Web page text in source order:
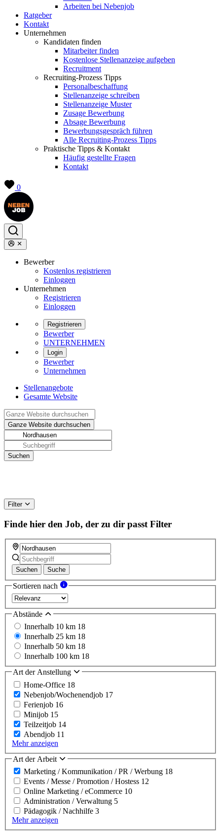
Arbeiten bei Nebenjob
Ratgeber
Kontakt
Unternehmen
Kandidaten finden
Mitarbeiter finden
Kostenlose Stellenanzeige aufgeben
Recruitment
Recruiting-Prozess Tipps
Personalbeschaffung
Stellenanzeige schreiben
Stellenanzeige Muster
Zusage Bewerbung
Absage Bewerbung
Bewerbungsgespräch führen
Alle Recruiting-Prozess Tipps
Praktische Tipps & Kontakt
Häufig gestellte Fragen
Kontakt
0
Bewerber
Kostenlos registrieren
Einloggen
Unternehmen
Registrieren
Einloggen
Registrieren
Bewerber
UNTERNEHMEN
Login
Bewerber
Unternehmen
Stellenangebote
Gesamte Website
Filter
Finde hier den Job, der zu dir passt Filter
Suchen Suche
Sortieren nach
Abstände
Innerhalb 10 km 18
Innerhalb 25 km 18
Innerhalb 50 km 18
Innerhalb 100 km 18
Art der Anstellung
Home-Office 18
Nebenjob/Wochenendjob 17
Ferienjob 16
Minijob 15
Teilzeitjob 14
Abendjob 11
Mehr anzeigen
Art der Arbeit
Marketing / Kommunikation / PR / Werbung 18
Events / Messe / Promotion / Hostess 12
Online Marketing / eCommerce 10
Administration / Verwaltung 5
Pädagogik / Nachhilfe 3
Mehr anzeigen